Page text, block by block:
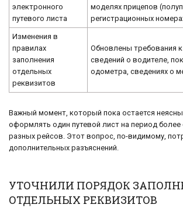
электронного
путевого листа
моделях прицепов
регистрационных
Изменения в
правилах
заполнения
отдельных
реквизитов
Обновлены требования
сведений о водителе,
одометра, сведениях о
Важный момент, который пока остается
оформлять один путевой лист на период более
разных рейсов. Этот вопрос, по-видимому,
дополнительных разъяснений.
УТОЧНИЛИ ПОРЯДОК
ОТДЕЛЬНЫХ РЕКВИЗИТОВ